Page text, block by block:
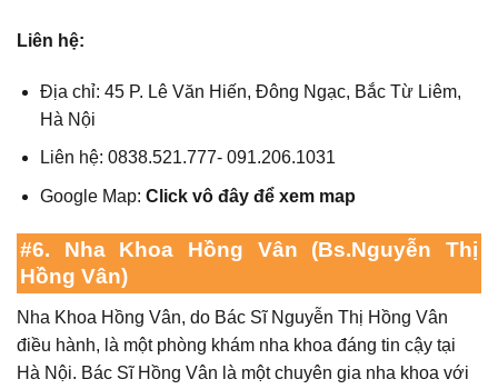
Liên hệ:
Địa chỉ: 45 P. Lê Văn Hiến, Đông Ngạc, Bắc Từ Liêm,
Hà Nội
Liên hệ: 0838.521.777- 091.206.1031
Google Map: Click vô đây để xem map
#6. Nha Khoa Hồng Vân (Bs.Nguyễn Thị
Hồng Vân)
Nha Khoa Hồng Vân, do Bác Sĩ Nguyễn Thị Hồng Vân
điều hành, là một phòng khám nha khoa đáng tin cậy tại
Hà Nội. Bác Sĩ Hồng Vân là một chuyên gia nha khoa với